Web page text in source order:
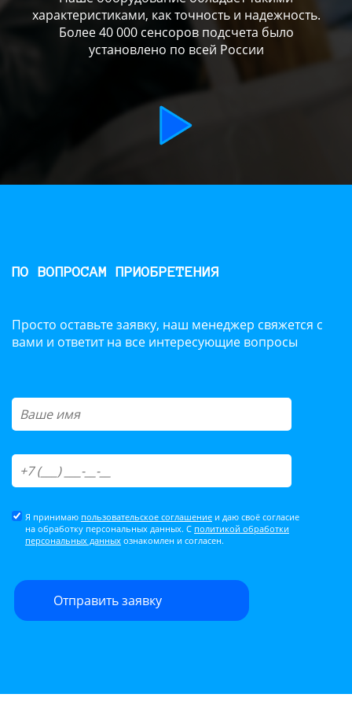
характеристиками, как точность и надежность.
Более 40 000 сенсоров подсчета было
установлено по всей России
ПО ВОПРОСАМ ПРИОБРЕТЕНИЯ
Просто оставьте заявку, наш менеджер свяжется с
вами и ответит на все интересующие вопросы
Я принимаю пользовательское соглашение и даю своё согласие
на обработку персональных данных. С политикой обработки
персональных данных ознакомлен и согласен.